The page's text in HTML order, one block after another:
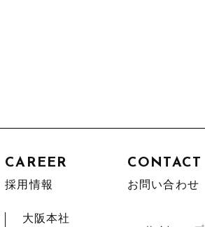
CAREER
採用情報
大阪本社
CONTACT
お問い合わせ